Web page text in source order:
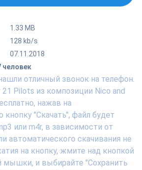
1.33 MB
128 kb/s
07.11.2018
человек
отличный звонок на телефон.
21 Pilots из композиции Nico and
нажав на
"Скачать", файл будет
или m4r, в зависимости от
автоматического скачивания не
на кнопку, жмите над кнопкой
мышки, и выбирайте "Сохранить